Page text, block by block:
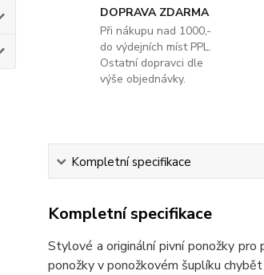
DOPRAVA ZDARMA
Při nákupu nad 1000,-
do výdejních míst PPL.
Ostatní dopravci dle
výše objednávky.
Kompletní specifikace
Kompletní specifikace
Stylové a originální pivní ponožky
ponožky v ponožkovém šuplíku chybět